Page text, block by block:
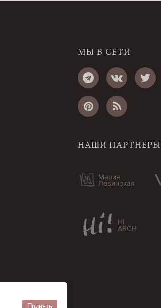
МЫ В СЕТИ
НАШИ ПАРТНЕРЫ
Мария
Левинская
HI
ARCH
Принять